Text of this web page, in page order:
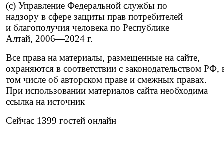
(c) Управление Федеральной службы по
надзору в сфере защиты прав потребителей
и благополучия человека по Республике
Алтай, 2006—2024 г.
Все права на материалы, размещенные на сайте,
охраняются в соответствии с законодательством РФ,
том числе об авторском праве и смежных правах.
При использовании материалов сайта необходима
ссылка на источник
Сейчас 1399 гостей онлайн